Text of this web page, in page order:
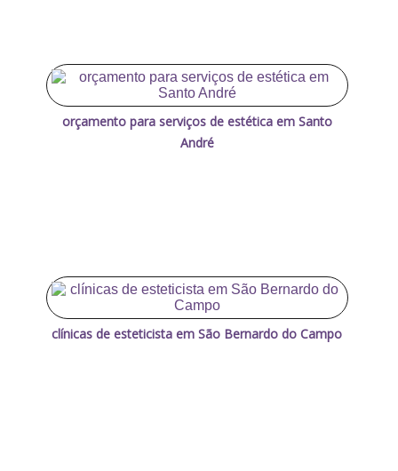
orçamento para serviços de estética em Santo
André
clínicas de esteticista em São Bernardo do Campo